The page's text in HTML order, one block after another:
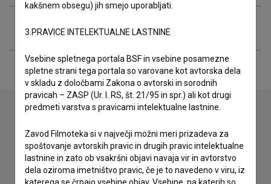
Razširjeni podatki
Stik z uredništvom
Spoštovani, s pomočjo spodnjega obrazca lahko stopite v
stik z uredništvom Baze slovenskih filmov. Veseli bomo vaših
odzivov.
kakšnem obsegu) jih smejo uporabljati.
3.PRAVICE INTELEKTUALNE LASTNINE
Vsebine spletnega portala BSF in vsebine posamezne
spletne strani tega portala so varovane kot avtorska dela
v skladu z določbami Zakona o avtorski in sorodnih
pravicah – ZASP (Ur. l. RS, št. 21/95 in spr.) ali kot drugi
predmeti varstva s pravicami intelektualne lastnine.
Zavod Filmoteka si v največji možni meri prizadeva za
spoštovanje avtorskih pravic in drugih pravic intelektualne
lastnine in zato ob vsakršni objavi navaja vir in avtorstvo
dela oziroma imetništvo pravic, če je to navedeno v viru, iz